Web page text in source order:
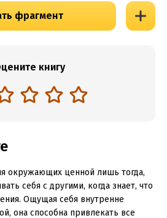
фрагмент
книгу
окружающих ценной лишь тогда,
себя с другими, когда знает, что
Ощущая себя внутренне
она способна привлекать все